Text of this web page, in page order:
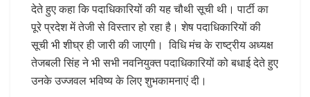
देते हुए कहा कि पदाधिकारियों की यह चौथी सूची थी। पार्टी का
पूरे प्रदेश में तेजी से विस्तार हो रहा है। शेष पदाधिकारियों की
सूची भी शीघ्र ही जारी की जाएगी। विधि मंच के राष्ट्रीय अध्यक्ष
तेजबली सिंह ने भी सभी नवनियुक्त पदाधिकारियों को बधाई देते हुए
उनके उज्जवल भविष्य के लिए शुभकामनाएं दी।